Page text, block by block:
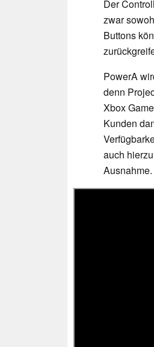
Der
zwar
Buttons
PowerA
denn
Xbox
Kunden
auch